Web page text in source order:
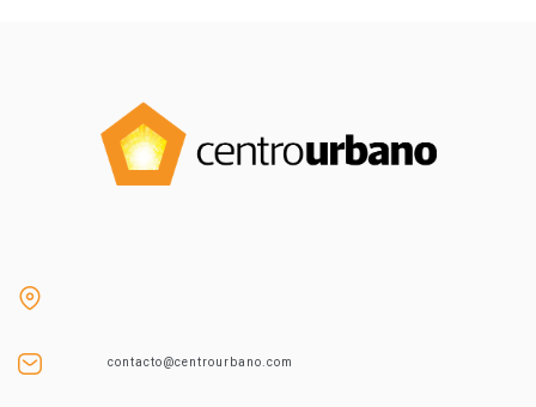
contacto@centrourbano.com